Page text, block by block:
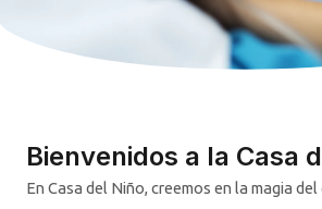
Bienvenidos a la Casa
En Casa del Niño, creemos en la magia